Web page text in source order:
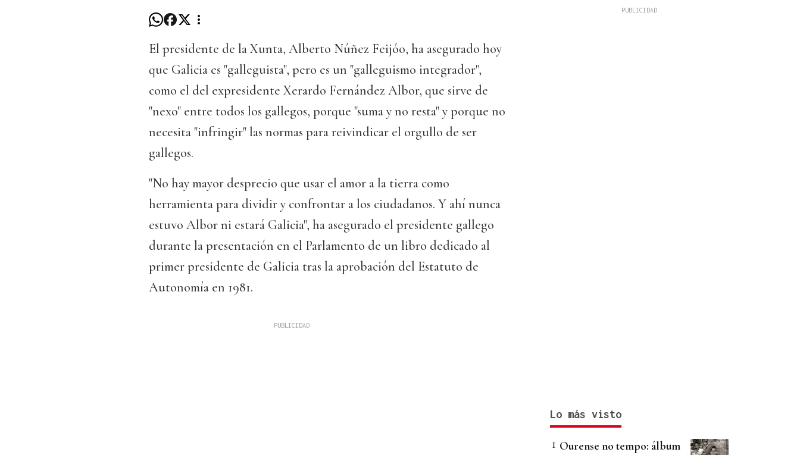
El presidente de la Xunta, Alberto Núñez Feijóo, ha asegurado hoy
que Galicia es "galleguista", pero es un "galleguismo integrador",
como el del expresidente Xerardo Fernández Albor, que sirve de
"nexo" entre todos los gallegos, porque "suma y no resta" y porque no
necesita "infringir" las normas para reivindicar el orgullo de ser
gallegos.
"No hay mayor desprecio que usar el amor a la tierra como
herramienta para dividir y confrontar a los ciudadanos. Y ahí nunca
estuvo Albor ni estará Galicia", ha asegurado el presidente gallego
durante la presentación en el Parlamento de un libro dedicado al
primer presidente de Galicia tras la aprobación del Estatuto de
Autonomía en 1981.
Lo más visto
Ourense no tempo: álbum